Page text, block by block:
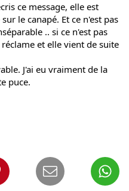
ce message, elle est
le canapé. Et ce n'est pas
.. si ce n'est pas
et elle vient de suite
J'ai eu vraiment de la
puce.